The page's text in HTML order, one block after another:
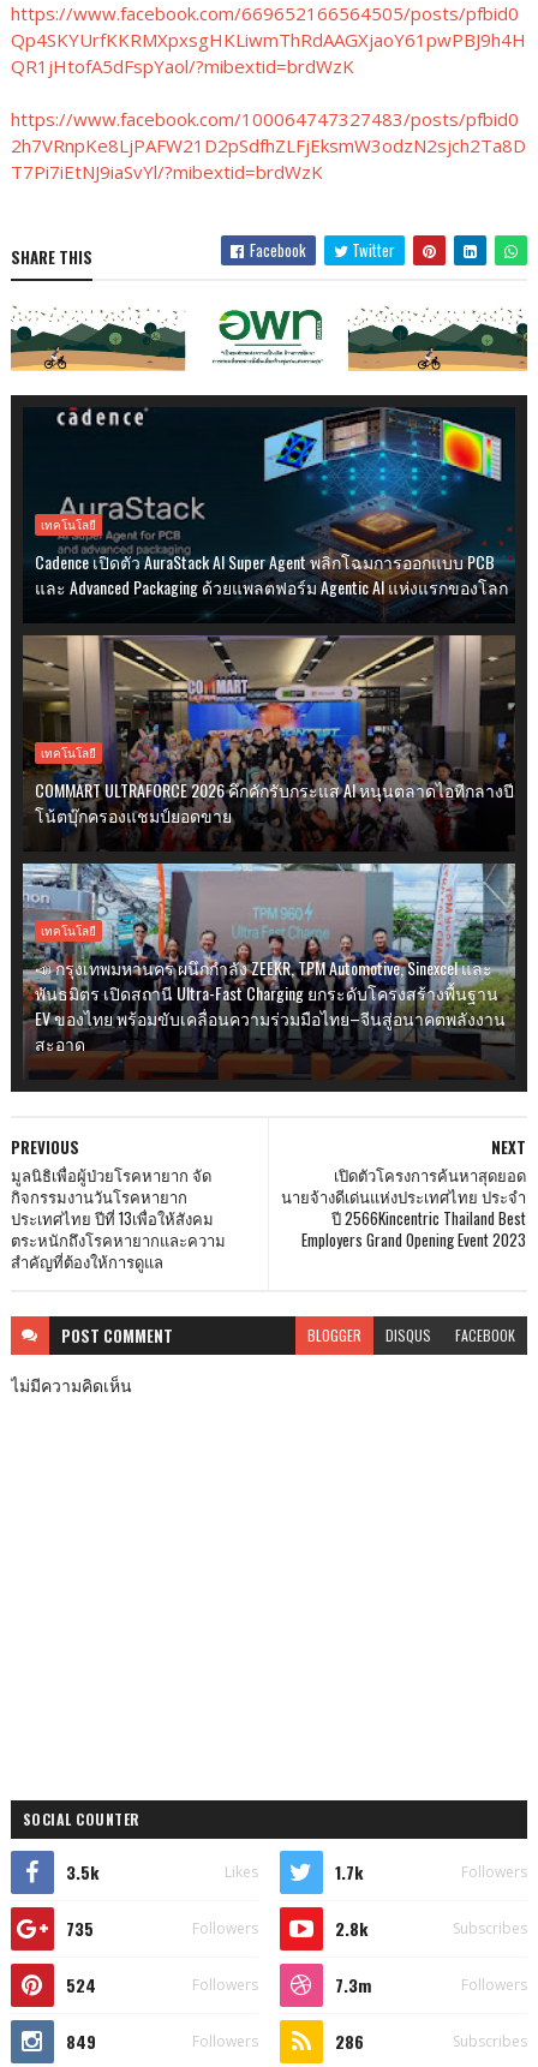
https://www.facebook.com/669652166564505/posts/pfbid0
Qp4SKYUrfKKRMXpxsgHKLiwmThRdAAGXjaoY61pwPBJ9h4H
QR1jHtofA5dFspYaol/?mibextid=brdWzK
https://www.facebook.com/100064747327483/posts/pfbid0
2h7VRnpKe8LjPAFW21D2pSdfhZLFjEksmW3odzN2sjch2Ta8D
T7Pi7iEtNJ9iaSvYl/?mibextid=brdWzK
SHARE THIS Facebook Twitter
เทคโนโลยี
Cadence เปิดตัว AuraStack AI Super Agent พลิกโฉมการออกแบบ PCB
และ Advanced Packaging ด้วยแพลตฟอร์ม Agentic AI แห่งแรกของโลก
เทคโนโลยี
COMMART ULTRAFORCE 2026 คึกคักรับกระแส AI หนุนตลาดไอทีกลางปี
โน้ตบุ๊กครองแชมป์ยอดขาย
เทคโนโลยี
📣 กรุงเทพมหานคร ผนึกกำลัง ZEEKR, TPM Automotive, Sinexcel และ
พันธมิตร เปิดสถานี Ultra-Fast Charging ยกระดับโครงสร้างพื้นฐาน
EV ของไทย พร้อมขับเคลื่อนความร่วมมือไทย–จีนสู่อนาคตพลังงาน
สะอาด
NEXT
เปิดตัวโครงการค้นหาสุดยอด
นายจ้างดีเด่นแห่งประเทศไทย ประจำ
ปี 2566Kincentric Thailand Best
Employers Grand Opening Event 2023
PREVIOUS
มูลนิธิเพื่อผู้ป่วยโรคหายาก จัด
กิจกรรมงานวันโรคหายาก
ประเทศไทย ปีที่ 13เพื่อให้สังคม
ตระหนักถึงโรคหายากและความ
สำคัญที่ต้องให้การดูแล
POST COMMENT BLOGGER DISQUS FACEBOOK
ไม่มีความคิดเห็น
SOCIAL COUNTER
3.5k Likes 1.7k Followers
735 Followers 2.8k Subscribes
524 Followers 7.3m Followers
849 Followers 286 Subscribes